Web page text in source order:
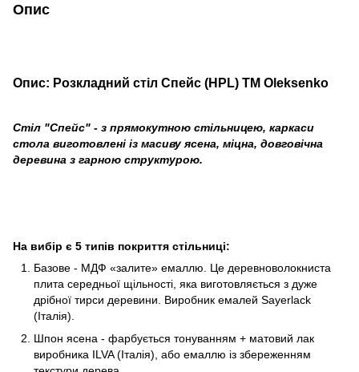
Опис
Опис: Розкладний стіл Спейс (HPL) TM Oleksenko
Стіл "Спейс" - з прямокутною стільницею, каркаси
стола виготовлені із масиву ясена, міцна, довговічна
деревина з гарною структурою.
На вибір є 5 типів покриття стільниці:
Базове - МДФ «залите» емаллю. Це деревноволокниста
плита середньої щільності, яка виготовляється з дуже
дрібної тирси деревини. Виробник емалей Sayerlack
(Італія).
Шпон ясена - фарбується тонуванням + матовий лак
виробника ILVA (Італія), або емаллю із збереженням